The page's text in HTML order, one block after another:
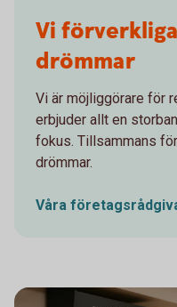
Vi
drömmar
Vi är möjliggörare för
erbjuder allt en
fokus. Tillsammans
drömmar.
Våra